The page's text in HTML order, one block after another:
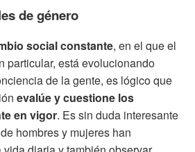
de género
social constante, en el que el
particular, está evolucionando
de la gente, es lógico que
evalúe y cuestione los
en vigor. Es sin duda interesante
hombres y mujeres han